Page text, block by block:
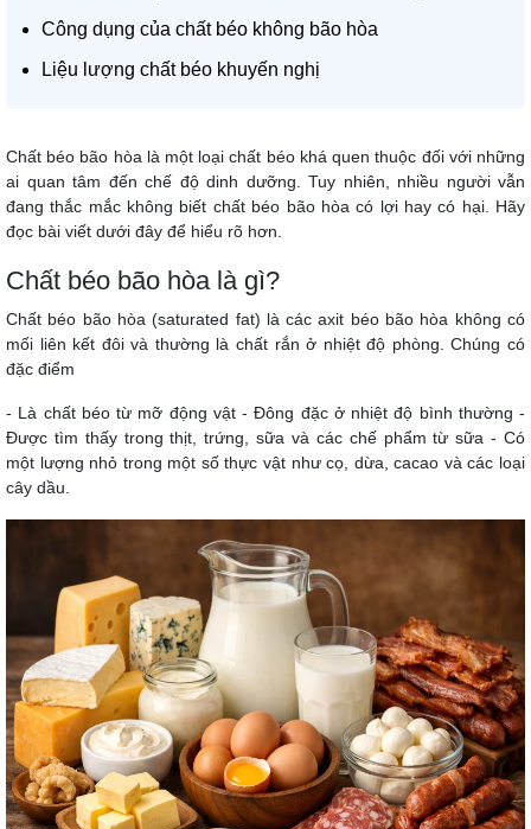
Công dụng của chất béo không bão hòa
Liệu lượng chất béo khuyến nghị
Chất béo bão hòa là một loại chất béo khá quen thuộc đối với những
ai quan tâm đến chế độ dinh dưỡng. Tuy nhiên, nhiều người vẫn
đang thắc mắc không biết chất béo bão hòa có lợi hay có hại. Hãy
đọc bài viết dưới đây để hiểu rõ hơn.
Chất béo bão hòa là gì?
Chất béo bão hòa (saturated fat) là các axit béo bão hòa không có
mối liên kết đôi và thường là chất rắn ở nhiệt độ phòng. Chúng có
đặc điểm
- Là chất béo từ mỡ động vật - Đông đặc ở nhiệt độ bình thường -
Được tìm thấy trong thịt, trứng, sữa và các chế phẩm từ sữa - Có
một lượng nhỏ trong một số thực vật như cọ, dừa, cacao và các loại
cây dầu.